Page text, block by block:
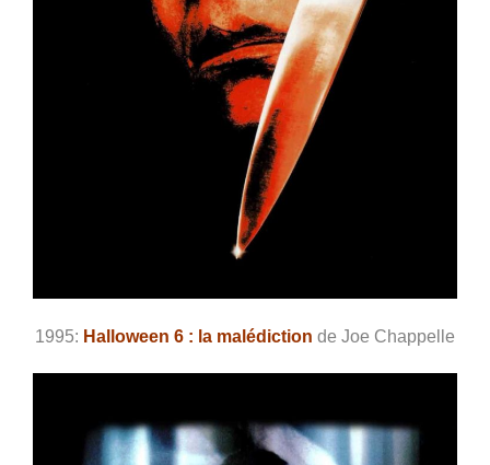
1995: Halloween 6 : la malédiction de Joe Chappelle